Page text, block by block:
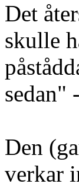
Det
skulle
sedan"
Den
verkar